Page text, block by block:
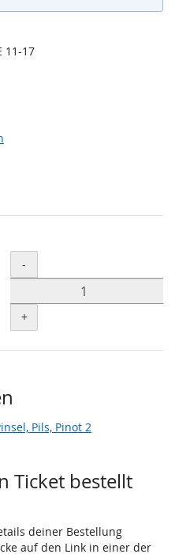
11-17
Menge
-
+
Pils, Pinot 2
Ticket bestellt
deiner Bestellung
auf den Link in einer der